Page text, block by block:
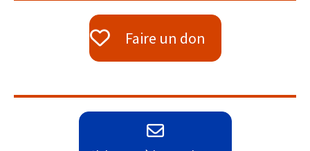
Faire un don